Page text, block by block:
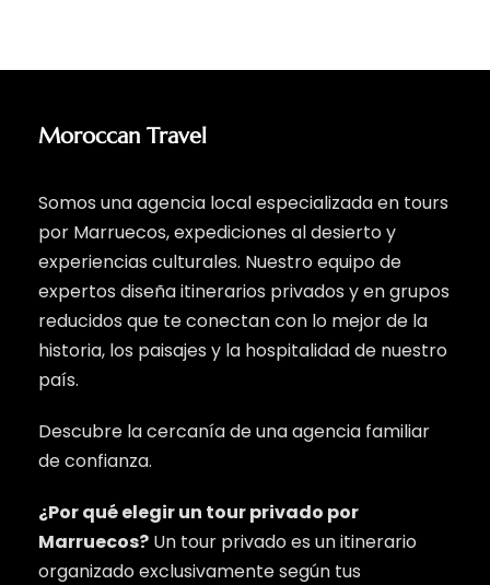
Moroccan Travel
Somos una agencia local especializada en tours
por Marruecos, expediciones al desierto y
experiencias culturales. Nuestro equipo de
expertos diseña itinerarios privados y en grupos
reducidos que te conectan con lo mejor de la
historia, los paisajes y la hospitalidad de nuestro
país.
Descubre la cercanía de una agencia familiar
de confianza.
¿Por qué elegir un tour privado por
Marruecos? Un tour privado es un itinerario
organizado exclusivamente según tus